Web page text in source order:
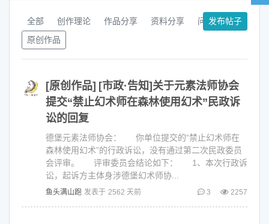
发布帖子
全部 创作理论 作品分享 资料分享
问答板块
原创作品
[原创作品] [市政·告知]关于元素法师协会
提交“禁止幻术师在森林使用幻术”民政诉
讼的回复
德堡元素法师协会： 你单位提交的“禁止幻术师在
森林使用幻术”的行政诉讼，没有通过第二次民政委员
会评审。 评审委员会结论如下： 1、本次行政诉
讼，起诉方主体身涉德堡幻术师协...
鱼头满山跑 发表于 2562 天前 3 2257